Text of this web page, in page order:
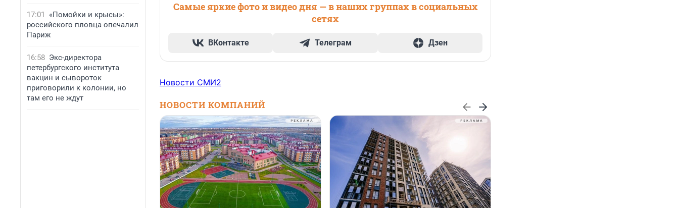
17:01
«Помойки и крысы»:
российского пловца опечалил
Париж
16:58 Экс-директора
петербургского института
вакцин и сывороток
приговорили к колонии, но
там его не ждут
Самые яркие фото и видео дня — в наших группах в социальных
сетях
ВКонтакте Телеграм Дзен
Новости СМИ2
НОВОСТИ КОМПАНИЙ